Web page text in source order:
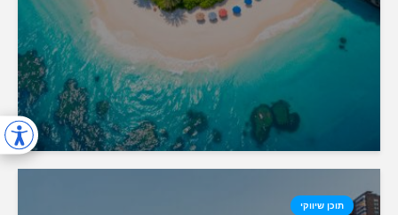
תוכן שיווקי